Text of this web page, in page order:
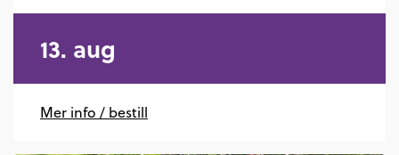
13. aug
Mer info / bestill